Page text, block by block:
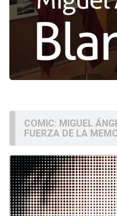
COMIC: MIGUEL
FUERZA DE LA